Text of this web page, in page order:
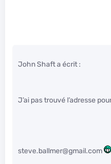
John Shaft a écrit :
J’ai pas trouvé l’adresse
steve.ballmer@gmail.com